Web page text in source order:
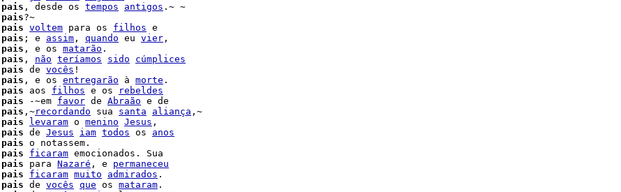
pais , desde os tempos antigos .~ ~
pais?~
pais voltem para os filhos
pais ; e assim , quando eu vier ,
pais , e os matarão .
pais , não teríamos sido
cúmplices
pais de vocês !
pais , e os entregarão à morte .
pais aos filhos e os
rebeldes
pais -~em favor de Abraão e de
pais ,~recordando sua santa aliança ,~
pais levaram o menino Jesus ,
pais de Jesus iam todos os anos
pais o notassem.
pais ficaram emocionados. Sua
pais para Nazaré , e permaneceu
pais ficaram muito admirados .
pais de vocês que os mataram .